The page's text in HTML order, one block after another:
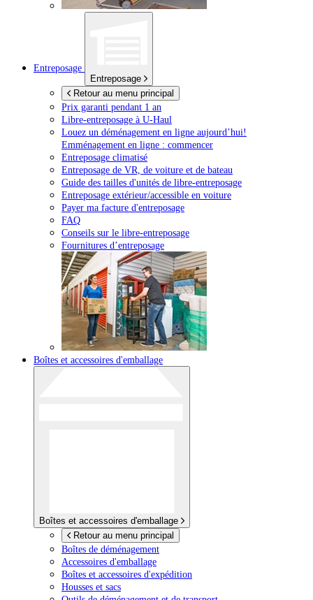
Entreposage
Entreposage
Retour au menu principal
Prix garanti pendant 1 an
Libre-entreposage à U-Haul
Louez un déménagement en ligne aujourd’hui!
Emménagement en ligne : commencer
Entreposage climatisé
Entreposage de VR, de voiture et de bateau
Guide des tailles d'unités de libre-entreposage
Entreposage extérieur/accessible en voiture
Payer ma facture d'entreposage
FAQ
Conseils sur le libre-entreposage
Fournitures d’entreposage
Boîtes et accessoires d'emballage
Boîtes et accessoires d'emballage
Retour au menu principal
Boîtes de déménagement
Accessoires d'emballage
Boîtes et accessoires d'expédition
Housses et sacs